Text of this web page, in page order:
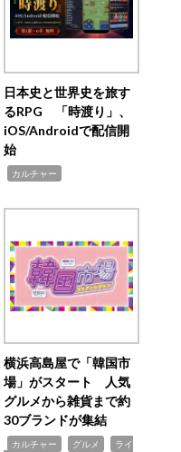
日本史と世界史を旅す
るRPG 「時渡り」、
iOS/Androidで配信開
始
カルチャー
横浜高島屋で「韓国市
場」がスタート 人気
グルメから雑貨まで約
30ブランドが集結
カルチャー グルメ
ライ